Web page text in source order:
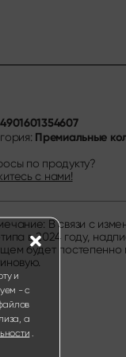
и
- с
а
4901601354607
Премиальные
по продукту?
с нами!
В связи с
в 2024 году,
будет постепенно